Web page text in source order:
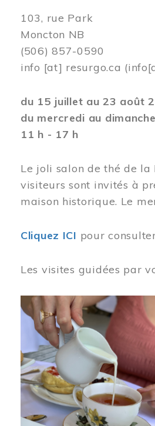
103, rue Park
Moncton NB
(506) 857-0590
info [at] resurgo.ca
du 15 juillet au 23 août
du mercredi au dimanche
11 h - 17 h
Le joli salon de thé de
visiteurs sont invités à
maison historique. Le
Cliquez ICI pour
Les visites guidées par
Image